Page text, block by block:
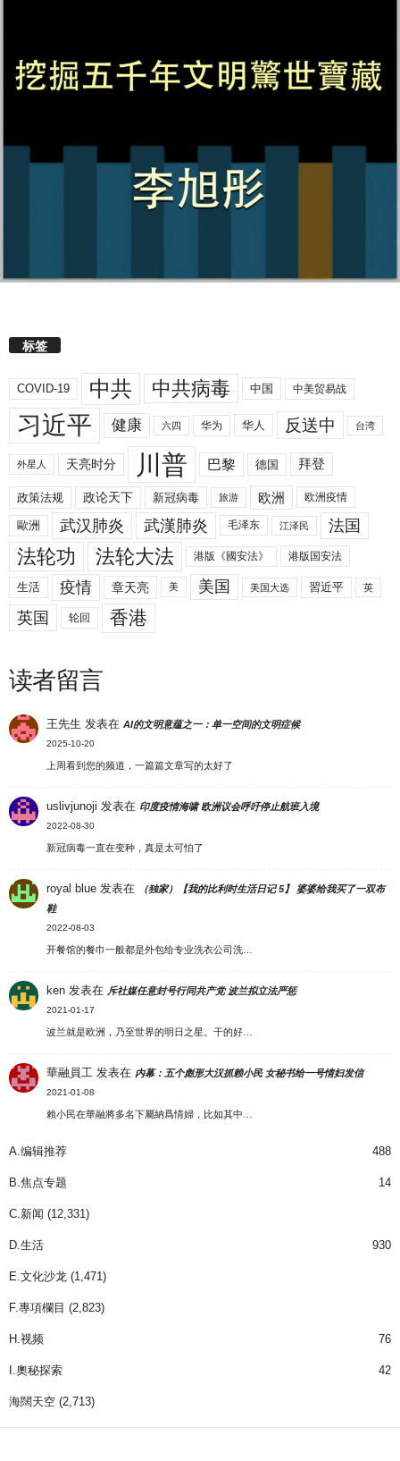
标签
COVID-19 中共 中共病毒 中国 中美贸易战
习近平 健康 六四 华为 华人 反送中 台湾
外星人 天亮时分 川普 巴黎 德国 拜登
政策法规 政论天下 新冠病毒 旅游 欧洲 欧洲疫情
歐洲 武汉肺炎 武漢肺炎 毛泽东 江泽民 法国
法轮功 法轮大法 港版《國安法》 港版国安法
生活 疫情 章天亮 美 美国 美国大选 習近平 英
英国 轮回 香港
读者留言
王先生 发表在AI的文明意蕴之一：单一空间的文明症候
2025-10-20
上周看到您的频道，一篇篇文章写的太好了
uslivjunoji 发表在 印度疫情海啸 欧洲议会呼吁停止航班入境
2022-08-30
新冠病毒一直在变种，真是太可怕了
royal blue 发表在
（独家）【我的比利时生活日记 5】 婆婆给我买了一双布
鞋
2022-08-03
开餐馆的餐巾一般都是外包给专业洗衣公司洗…
ken 发表在 斥社媒任意封号行同共产党 波兰拟立法严惩
2021-01-17
波兰就是欧洲，乃至世界的明日之星。干的好…
華融員工 发表在 内幕：五个彪形大汉抓赖小民 女秘书给一号情妇发信
2021-01-08
賴小民在華融將多名下屬納爲情婦，比如其中…
A.编辑推荐 488
B.焦点专题 14
C.新闻 (12,331)
D.生活 930
E.文化沙龙 (1,471)
F.專項欄目 (2,823)
H.视频 76
I.奧秘探索 42
海闊天空 (2,713)